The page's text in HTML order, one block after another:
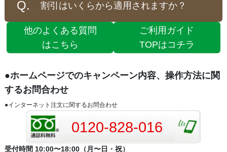
割引はいくらから適用されますか？
他のよくある質問
はこちら
ご利用ガイド
TOPはコチラ
●ホームページでのキャンペーン内容、操作方法に関
するお問合わせ
●インターネット注文に関するお問合わせ
0120-828-016
受付時間 10:00〜18:00（月〜日・祝）